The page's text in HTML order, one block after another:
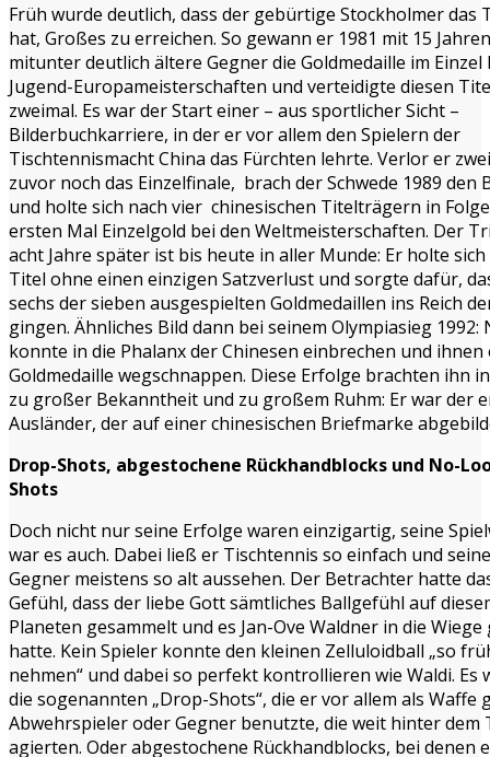
Früh wurde deutlich, dass der gebürtige Stockholmer das
hat, Großes zu erreichen. So gewann er 1981 mit 15
mitunter deutlich ältere Gegner die Goldmedaille im Einzel
Jugend-Europameisterschaften und verteidigte diesen
zweimal. Es war der Start einer – aus sportlicher Sicht –
Bilderbuchkarriere, in der er vor allem den Spielern der
Tischtennismacht China das Fürchten lehrte. Verlor er
zuvor noch das Einzelfinale, brach der Schwede 1989 den
und holte sich nach vier chinesischen Titelträgern in
ersten Mal Einzelgold bei den Weltmeisterschaften. Der
acht Jahre später ist bis heute in aller Munde: Er holte sich
Titel ohne einen einzigen Satzverlust und sorgte dafür,
sechs der sieben ausgespielten Goldmedaillen ins Reich
gingen. Ähnliches Bild dann bei seinem Olympiasieg 1992:
konnte in die Phalanx der Chinesen einbrechen und ihnen
Goldmedaille wegschnappen. Diese Erfolge brachten ihn
zu großer Bekanntheit und zu großem Ruhm: Er war der
Ausländer, der auf einer chinesischen Briefmarke
Drop-Shots, abgestochene Rückhandblocks und No-
Shots
Doch nicht nur seine Erfolge waren einzigartig, seine
war es auch. Dabei ließ er Tischtennis so einfach und seine
Gegner meistens so alt aussehen. Der Betrachter hatte
Gefühl, dass der liebe Gott sämtliches Ballgefühl auf
Planeten gesammelt und es Jan-Ove Waldner in die Wiege
hatte. Kein Spieler konnte den kleinen Zelluloidball „so
nehmen“ und dabei so perfekt kontrollieren wie Waldi. Es
die sogenannten „Drop-Shots“, die er vor allem als Waffe
Abwehrspieler oder Gegner benutzte, die weit hinter dem
agierten. Oder abgestochene Rückhandblocks, bei denen